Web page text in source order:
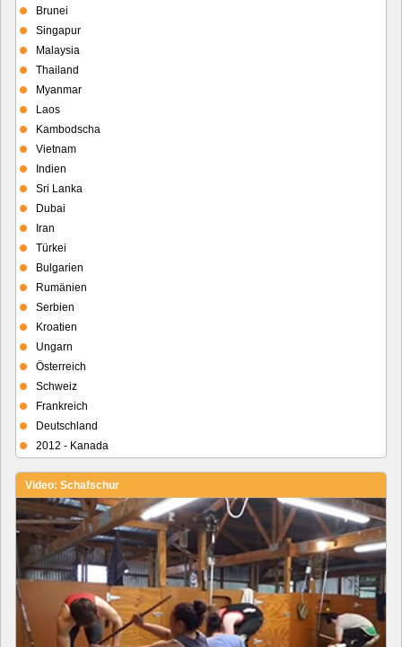
Brunei
Singapur
Malaysia
Thailand
Myanmar
Laos
Kambodscha
Vietnam
Indien
Sri Lanka
Dubai
Iran
Türkei
Bulgarien
Rumänien
Serbien
Kroatien
Ungarn
Österreich
Schweiz
Frankreich
Deutschland
2012 - Kanada
Video: Schafschur